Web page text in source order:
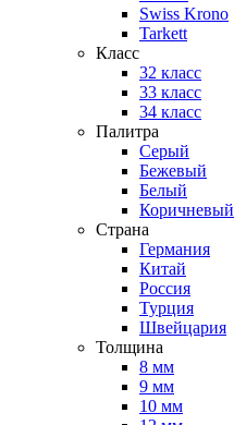
Swiss Krono
Tarkett
Класс
32 класс
33 класс
34 класс
Палитра
Серый
Бежевый
Белый
Коричневый
Страна
Германия
Китай
Россия
Турция
Швейцария
Толщина
8 мм
9 мм
10 мм